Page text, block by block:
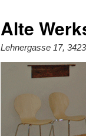
Alte
Lehnergasse 17,